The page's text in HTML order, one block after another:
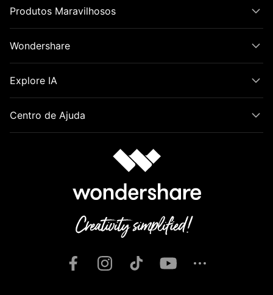
Produtos Maravilhosos
Wondershare
Explore IA
Centro de Ajuda